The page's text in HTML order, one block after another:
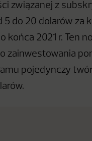
związanej z
5 do 20 dolarów za
2021 r. Ten
zainwestowania
pojedynczy